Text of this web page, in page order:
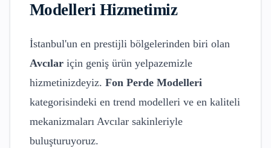
ModelleriHizmetimiz
İstanbul'un en prestijli bölgelerinden biri olan
Avcılar için geniş ürün yelpazemizle
hizmetinizdeyiz. Fon Perde Modelleri
kategorisindeki en trend modelleri ve en kaliteli
mekanizmaları Avcılar sakinleriyle
buluşturuyoruz.